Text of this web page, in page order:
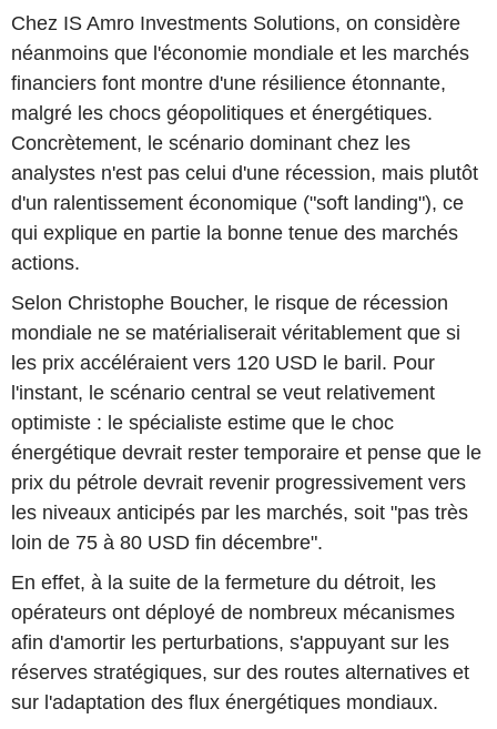
Chez IS Amro Investments Solutions, on considère
néanmoins que l'économie mondiale et les marchés
financiers font montre d'une résilience étonnante,
malgré les chocs géopolitiques et énergétiques.
Concrètement, le scénario dominant chez les
analystes n'est pas celui d'une récession, mais plutôt
d'un ralentissement économique ("soft landing"), ce
qui explique en partie la bonne tenue des marchés
actions.
Selon Christophe Boucher, le risque de récession
mondiale ne se matérialiserait véritablement que si
les prix accéléraient vers 120 USD le baril. Pour
l'instant, le scénario central se veut relativement
optimiste : le spécialiste estime que le choc
énergétique devrait rester temporaire et pense que le
prix du pétrole devrait revenir progressivement vers
les niveaux anticipés par les marchés, soit "pas très
loin de 75 à 80 USD fin décembre".
En effet, à la suite de la fermeture du détroit, les
opérateurs ont déployé de nombreux mécanismes
afin d'amortir les perturbations, s'appuyant sur les
réserves stratégiques, sur des routes alternatives et
sur l'adaptation des flux énergétiques mondiaux.